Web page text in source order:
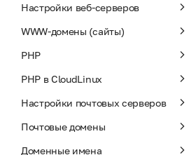
Настройки веб-серверов
WWW-домены (сайты)
PHP
PHP в CloudLinux
Настройки почтовых серверов
Почтовые домены
Доменные имена